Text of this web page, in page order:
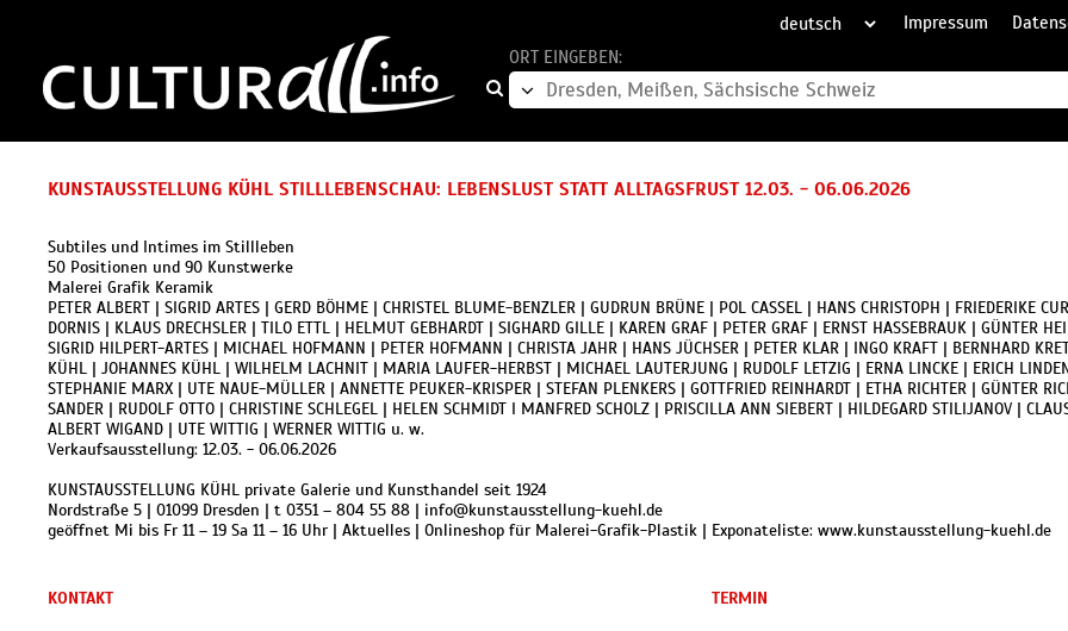
Impressum
ORT EINGEBEN:
KUNSTAUSSTELLUNG KÜHL STILLLEBENSCHAU: LEBENSLUST STATT ALLTAGSFRUST 12.03. - 06.06.2026
Subtiles und Intimes im Stillleben
50 Positionen und 90 Kunstwerke
Malerei Grafik Keramik
PETER ALBERT | SIGRID ARTES | GERD BÖHME | CHRISTEL BLUME-BENZLER | GUDRUN BRÜNE | POL CASSEL | HANS CHRISTOPH | FRIEDERIKE
DORNIS | KLAUS DRECHSLER | TILO ETTL | HELMUT GEBHARDT | SIGHARD GILLE | KAREN GRAF | PETER GRAF | ERNST HASSEBRAUK | GÜNTER
SIGRID HILPERT-ARTES | MICHAEL HOFMANN | PETER HOFMANN | CHRISTA JAHR | HANS JÜCHSER | PETER KLAR | INGO KRAFT | BERNHARD
KÜHL | JOHANNES KÜHL | WILHELM LACHNIT | MARIA LAUFER-HERBST | MICHAEL LAUTERJUNG | RUDOLF LETZIG | ERNA LINCKE | ERICH
STEPHANIE MARX | UTE NAUE-MÜLLER | ANNETTE PEUKER-KRISPER | STEFAN PLENKERS | GOTTFRIED REINHARDT | ETHA RICHTER | GÜNTER
SANDER | RUDOLF OTTO | CHRISTINE SCHLEGEL | HELEN SCHMIDT I MANFRED SCHOLZ | PRISCILLA ANN SIEBERT | HILDEGARD STILIJANOV |
ALBERT WIGAND | UTE WITTIG | WERNER WITTIG u. w.
Verkaufsausstellung: 12.03. - 06.06.2026
KUNSTAUSSTELLUNG KÜHL private Galerie und Kunsthandel seit 1924
Nordstraße 5 | 01099 Dresden | t 0351 – 804 55 88 | info@kunstausstellung-kuehl.de
geöffnet Mi bis Fr 11 – 19 Sa 11 – 16 Uhr | Aktuelles | Onlineshop für Malerei-Grafik-Plastik | Exponateliste: www.kunstausstellung-kuehl.de
KONTAKT TERMIN